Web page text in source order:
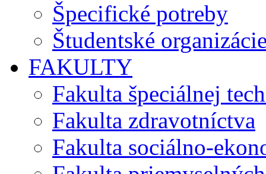
Špecifické potreby
Študentské
FAKULTY
Fakulta špeciálnej
Fakulta zdravotníctva
Fakulta sociálno-